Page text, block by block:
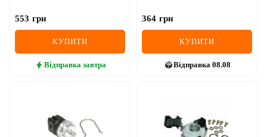
553 грн
КУПИТИ
Відправка завтра
364 грн
КУПИТИ
Відправка 08.08